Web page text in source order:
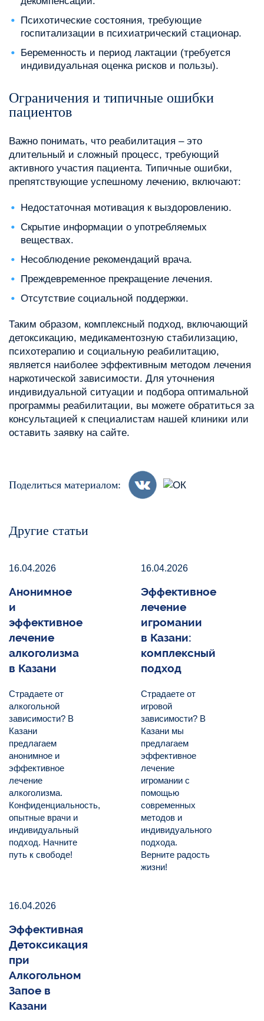
Психотические состояния, требующие
госпитализации в психиатрический стационар.
Беременность и период лактации (требуется
индивидуальная оценка рисков и пользы).
Ограничения и типичные ошибки
пациентов
Важно понимать, что реабилитация – это
длительный и сложный процесс, требующий
активного участия пациента. Типичные ошибки,
препятствующие успешному лечению, включают:
Недостаточная мотивация к выздоровлению.
Скрытие информации о употребляемых
веществах.
Несоблюдение рекомендаций врача.
Преждевременное прекращение лечения.
Отсутствие социальной поддержки.
Таким образом, комплексный подход, включающий
детоксикацию, медикаментозную стабилизацию,
психотерапию и социальную реабилитацию,
является наиболее эффективным методом лечения
наркотической зависимости. Для уточнения
индивидуальной ситуации и подбора оптимальной
программы реабилитации, вы можете обратиться за
консультацией к специалистам нашей клиники или
оставить заявку на сайте.
Поделиться материалом:
Другие статьи
16.04.2026
Анонимное
и
эффективное
лечение
алкоголизма
в Казани
Страдаете от
алкогольной
зависимости? В
Казани
предлагаем
анонимное и
эффективное
лечение
алкоголизма.
Конфиденциальность,
опытные врачи и
индивидуальный
подход. Начните
путь к свободе!
16.04.2026
Эффективное
лечение
игромании
в Казани:
комплексный
подход
Страдаете от
игровой
зависимости? В
Казани мы
предлагаем
эффективное
лечение
игромании с
помощью
современных
методов и
индивидуального
подхода.
Верните радость
жизни!
16.04.2026
Эффективная
Детоксикация
при
Алкогольном
Запое в
Казани